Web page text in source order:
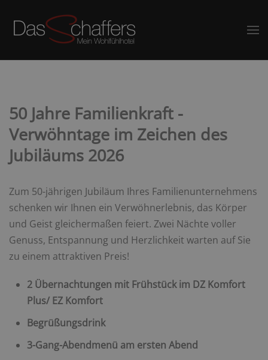
50 Jahre Familienkraft -
Verwöhntage im Zeichen des
Jubiläums 2026
Zum 50-jährigen Jubiläum Ihres Familienunternehmens
schenken wir Ihnen ein Verwöhnerlebnis, das Körper
und Geist gleichermaßen feiert. Zwei Nächte voller
Genuss, Entspannung und Herzlichkeit warten auf Sie
zu einem attraktiven Preis!
2 Übernachtungen mit Frühstück im DZ Komfort
Plus/ EZ Komfort
Begrüßungsdrink
3-Gang-Abendmenü am ersten Abend